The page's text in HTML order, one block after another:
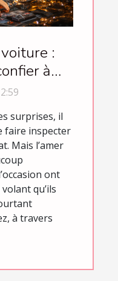
:
à
?
surprises, il
faire inspecter
Mais l’amer
ont
qu’ils
à travers